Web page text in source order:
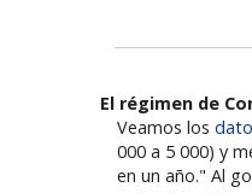
El régimen de
Veamos los
000 a 5 000) y
en un año." Al